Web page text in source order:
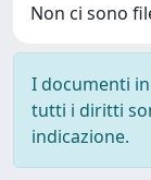
Non ci sono
I documenti
tutti i diritti
indicazione.